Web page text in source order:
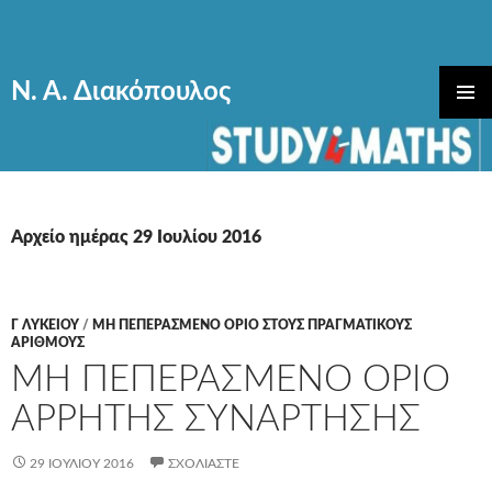
Ν. Α. Διακόπουλος
ΚΎΡΙΟ
ΜΕΝΟΎ
Αρχείο ημέρας 29 Ιουλίου 2016
Γ ΛΥΚΕΊΟΥ / ΜΗ ΠΕΠΕΡΑΣΜΕΝΟ ΟΡΙΟ ΣΤΟΥΣ ΠΡΑΓΜΑΤΙΚΟΥΣ
ΑΡΙΘΜΟΥΣ
ΜΗ ΠΕΠΕΡΑΣΜΕΝΟ ΟΡΙΟ
ΑΡΡΗΤΗΣ ΣΥΝΑΡΤΗΣΗΣ
29 ΙΟΥΛΊΟΥ 2016 ΣΧΟΛΙΆΣΤΕ